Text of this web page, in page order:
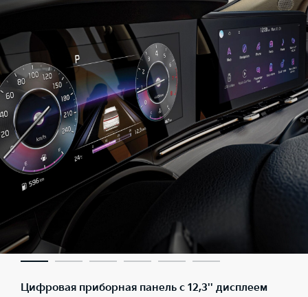
Цифровая приборная панель с 12,3'' дисплеем